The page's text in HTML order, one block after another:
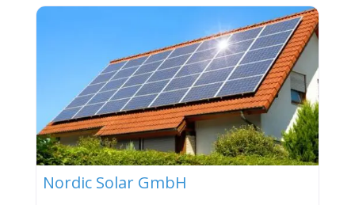
Nordic Solar GmbH